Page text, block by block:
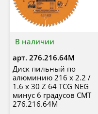
В наличии
арт. 276.216.64M
Диск пильный по
алюминию 216 x 2.2 /
1.6 x 30 Z 64 TCG NEG
минус 6 градусов CMT
276.216.64M